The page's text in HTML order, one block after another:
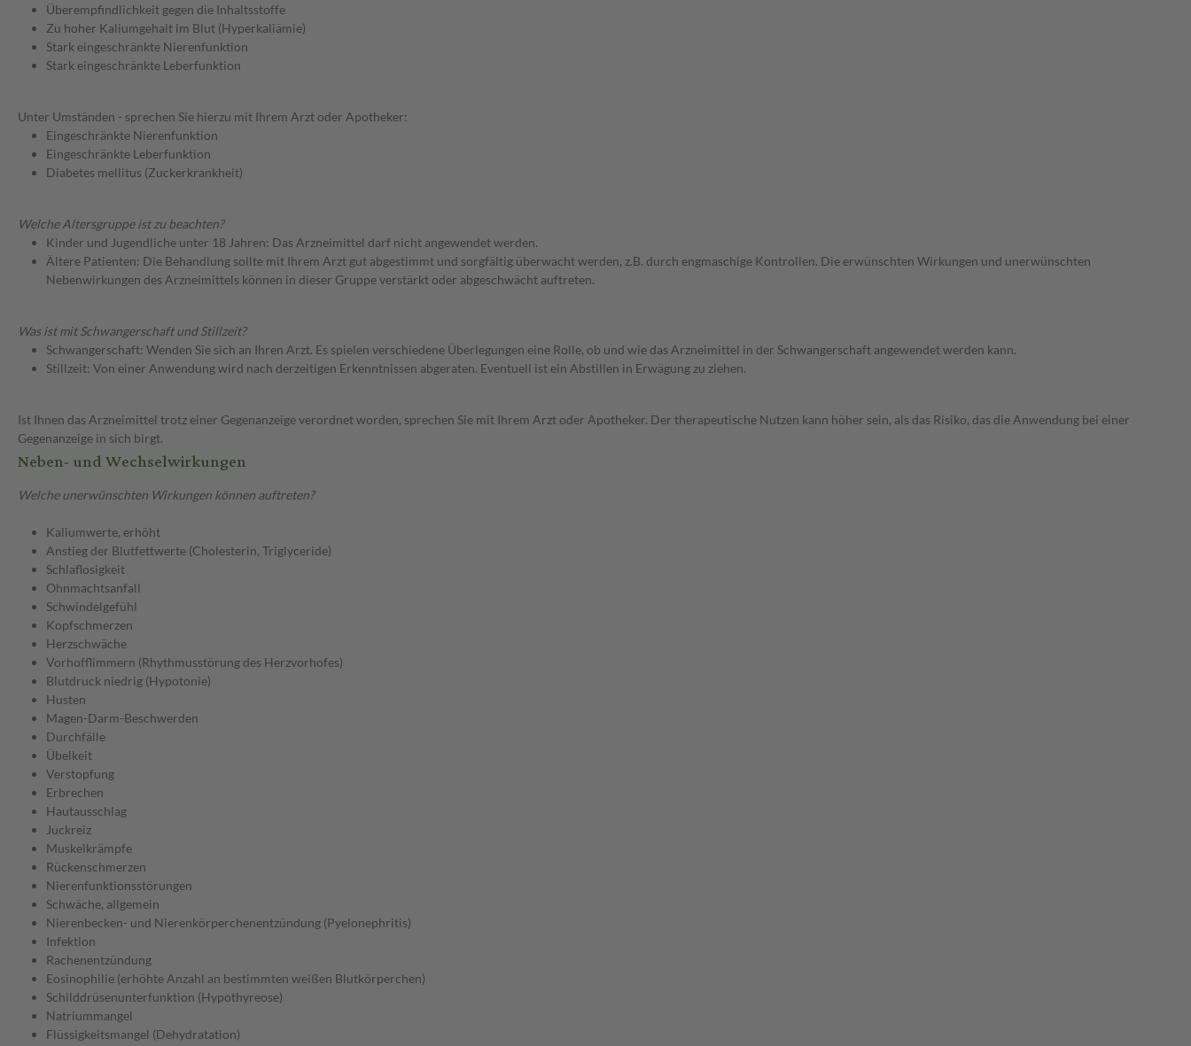
Überempfindlichkeit gegen die Inhaltsstoffe
Zu hoher Kaliumgehalt im Blut (Hyperkaliämie)
Stark eingeschränkte Nierenfunktion
Stark eingeschränkte Leberfunktion
Unter Umständen - sprechen Sie hierzu mit Ihrem Arzt oder Apotheker:
Eingeschränkte Nierenfunktion
Eingeschränkte Leberfunktion
Diabetes mellitus (Zuckerkrankheit)
Welche Altersgruppe ist zu beachten?
Kinder und Jugendliche unter 18 Jahren: Das Arzneimittel darf nicht angewendet werden.
Ältere Patienten: Die Behandlung sollte mit Ihrem Arzt gut abgestimmt und sorgfältig überwacht werden, z.B. durch engmaschige Kontrollen. Die erwünschten Wirkungen und unerwünschten
Nebenwirkungen des Arzneimittels können in dieser Gruppe verstärkt oder abgeschwächt auftreten.
Was ist mit Schwangerschaft und Stillzeit?
Schwangerschaft: Wenden Sie sich an Ihren Arzt. Es spielen verschiedene Überlegungen eine Rolle, ob und wie das Arzneimittel in der Schwangerschaft angewendet werden kann.
Stillzeit: Von einer Anwendung wird nach derzeitigen Erkenntnissen abgeraten. Eventuell ist ein Abstillen in Erwägung zu ziehen.
Ist Ihnen das Arzneimittel trotz einer Gegenanzeige verordnet worden, sprechen Sie mit Ihrem Arzt oder Apotheker. Der therapeutische Nutzen kann höher sein, als das Risiko, das die Anwendung bei einer
Gegenanzeige in sich birgt.
Neben- und Wechselwirkungen
Welche unerwünschten Wirkungen können auftreten?
Kaliumwerte, erhöht
Anstieg der Blutfettwerte (Cholesterin, Triglyceride)
Schlaflosigkeit
Ohnmachtsanfall
Schwindelgefühl
Kopfschmerzen
Herzschwäche
Vorhofflimmern (Rhythmusstörung des Herzvorhofes)
Blutdruck niedrig (Hypotonie)
Husten
Magen-Darm-Beschwerden
Durchfälle
Übelkeit
Verstopfung
Erbrechen
Hautausschlag
Juckreiz
Muskelkrämpfe
Rückenschmerzen
Nierenfunktionsstörungen
Schwäche, allgemein
Nierenbecken- und Nierenkörperchenentzündung (Pyelonephritis)
Infektion
Rachenentzündung
Eosinophilie (erhöhte Anzahl an bestimmten weißen Blutkörperchen)
Schilddrüsenunterfunktion (Hypothyreose)
Natriummangel
Flüssigkeitsmangel (Dehydratation)